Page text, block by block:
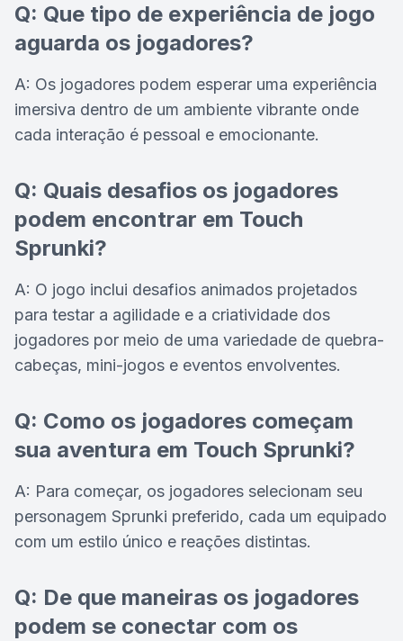
Q: Que tipo de experiência de jogo
aguarda os jogadores?
A: Os jogadores podem esperar uma experiência
imersiva dentro de um ambiente vibrante onde
cada interação é pessoal e emocionante.
Q: Quais desafios os jogadores
podem encontrar em Touch
Sprunki?
A: O jogo inclui desafios animados projetados
para testar a agilidade e a criatividade dos
jogadores por meio de uma variedade de quebra-
cabeças, mini-jogos e eventos envolventes.
Q: Como os jogadores começam
sua aventura em Touch Sprunki?
A: Para começar, os jogadores selecionam seu
personagem Sprunki preferido, cada um equipado
com um estilo único e reações distintas.
Q: De que maneiras os jogadores
podem se conectar com os